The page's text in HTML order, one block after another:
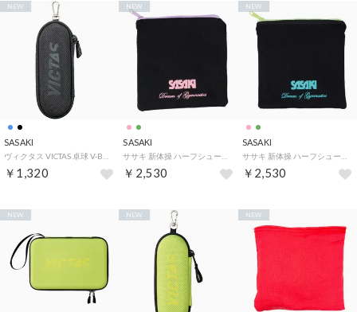
SASAKI
￥1,320
NEW
SASAKI
￥2,530
NEW
SASAKI
￥2,530
NEW
NEW NEW NEW